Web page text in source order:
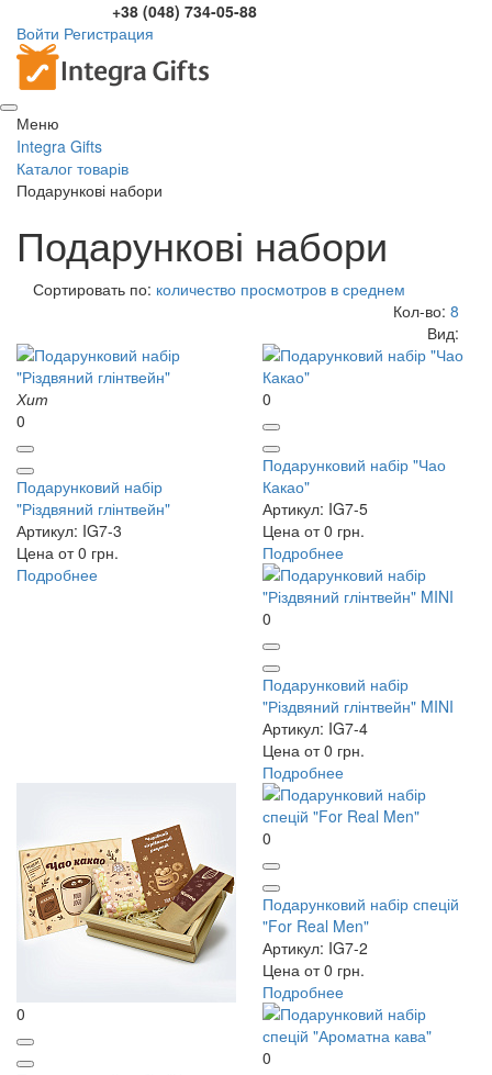
+38 (048) 734-05-88
Войти Регистрация
Меню
Integra Gifts
Каталог товарів
Подарункові набори
Подарункові набори
Сортировать по: количество просмотров в среднем
Кол-во: 8
Вид:
Хит
0
Подарунковий набір
"Різдвяний глінтвейн"
Артикул: IG7-3
Цена от 0 грн.
Подробнее
0
Подарунковий набір "Чао
Какао"
Артикул: IG7-5
Цена от 0 грн.
Подробнее
0
Подарунковий набір
"Різдвяний глінтвейн" MINI
Артикул: IG7-4
Цена от 0 грн.
Подробнее
0
0
Подарунковий набір спецій
"For Real Men"
Артикул: IG7-2
Цена от 0 грн.
Подробнее
0